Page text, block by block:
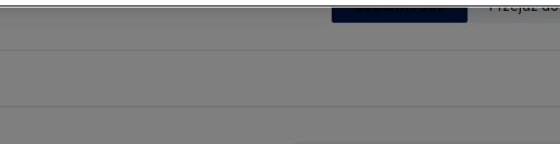
SUBSKRYBUJ Przejdź do